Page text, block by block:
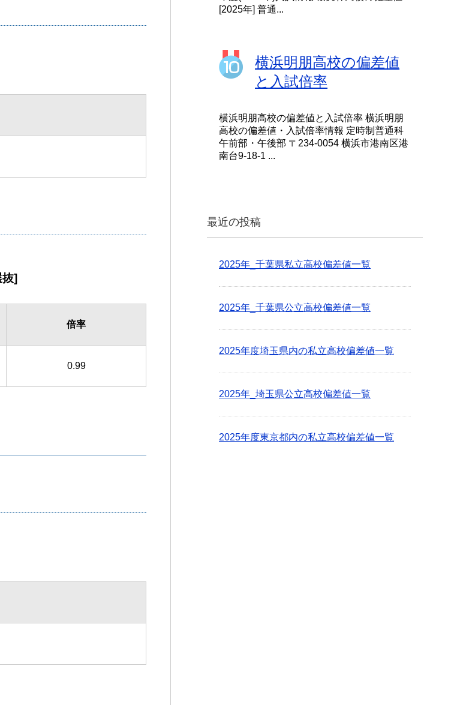
]
倍率
0.99
[2025年] 普通...
横浜明朋高校の偏差値
と入試倍率
横浜明朋高校の偏差値と入試倍率 横浜明朋
高校の偏差値・入試倍率情報 定時制普通科
午前部・午後部 〒234-0054 横浜市港南区港
南台9-18-1 ...
最近の投稿
2025年_千葉県私立高校偏差値一覧
2025年_千葉県公立高校偏差値一覧
2025年度埼玉県内の私立高校偏差値一覧
2025年_埼玉県公立高校偏差値一覧
2025年度東京都内の私立高校偏差値一覧